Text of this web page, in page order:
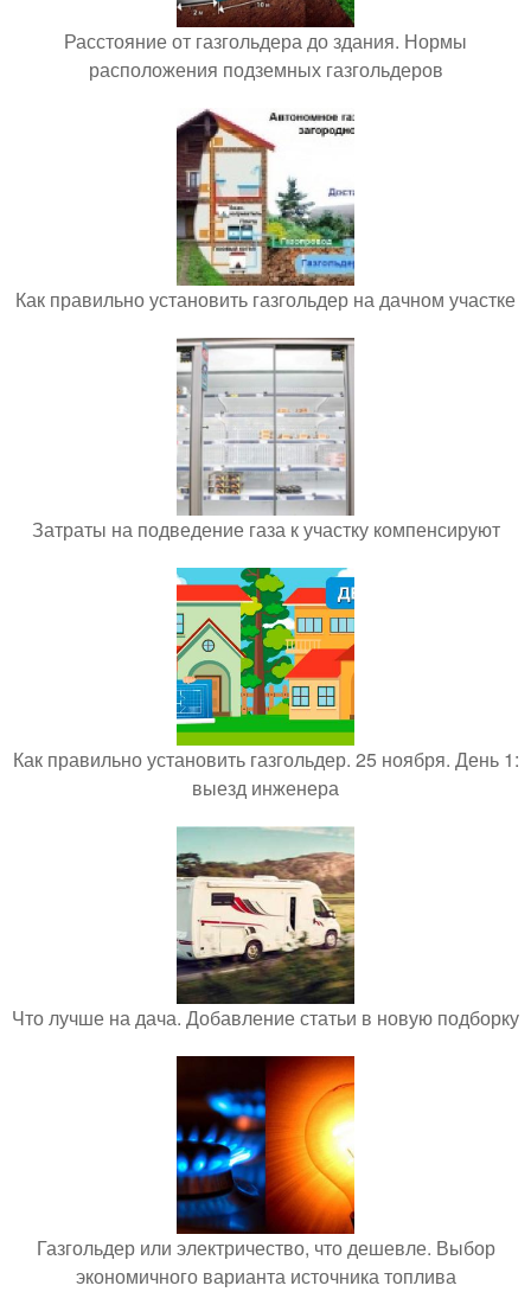
Расстояние от газгольдера до здания. Нормы
расположения подземных газгольдеров
Как правильно установить газгольдер на дачном участке
Затраты на подведение газа к участку компенсируют
Как правильно установить газгольдер. 25 ноября. День 1:
выезд инженера
Что лучше на дача. Добавление статьи в новую подборку
Газгольдер или электричество, что дешевле. Выбор
экономичного варианта источника топлива